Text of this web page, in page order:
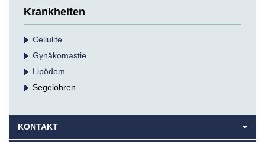
Krankheiten
Cellulite
Gynäkomastie
Lipödem
Segelohren
KONTAKT